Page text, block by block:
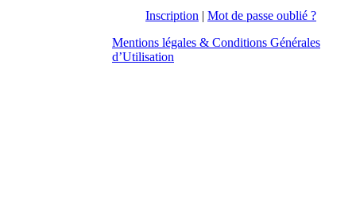
Inscription | Mot de passe oublié ?
Mentions légales & Conditions Générales
d’Utilisation